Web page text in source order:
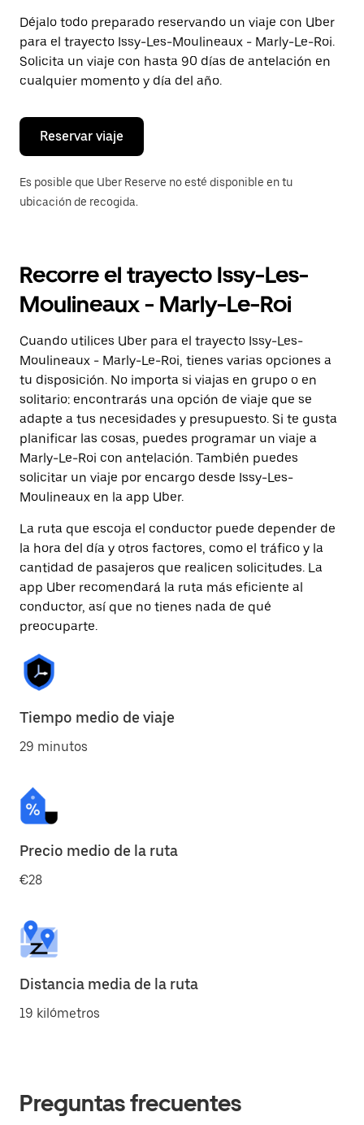
fecha.
Pulsa
el
botón
de
escape
cerrar
calendario.
Déjalo todo preparado reservando un viaje con Uber
para el trayecto Issy-Les-Moulineaux - Marly-Le-Roi.
Solicita un viaje con hasta 90 días de antelación en
cualquier momento y día del año.
Reservar viaje
Es posible que Uber Reserve no esté disponible en tu
ubicación de recogida.
Recorre el trayecto Issy-Les-
Moulineaux - Marly-Le-Roi
Cuando utilices Uber para el trayecto Issy-Les-
Moulineaux - Marly-Le-Roi, tienes varias opciones a
tu disposición. No importa si viajas en grupo o en
solitario: encontrarás una opción de viaje que se
adapte a tus necesidades y presupuesto. Si te gusta
planificar las cosas, puedes programar un viaje a
Marly-Le-Roi con antelación. También puedes
solicitar un viaje por encargo desde Issy-Les-
Moulineaux en la app Uber.
La ruta que escoja el conductor puede depender de
la hora del día y otros factores, como el tráfico y la
cantidad de pasajeros que realicen solicitudes. La
app Uber recomendará la ruta más eficiente al
conductor, así que no tienes nada de qué
preocuparte.
Tiempo medio de viaje
29 minutos
Precio medio de la ruta
€28
Distancia media de la ruta
19 kilómetros
Preguntas frecuentes